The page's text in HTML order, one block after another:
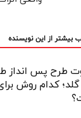
بیشتر از این نویسنده
طرح پس انداز
کدام روش